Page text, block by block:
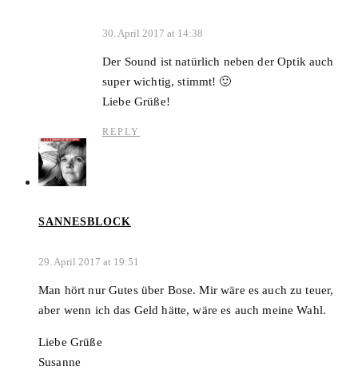
30. April 2017 at 14:38
Der Sound ist natürlich neben der Optik auch
super wichtig, stimmt! 🙂
Liebe Grüße!
REPLY
SANNESBLOCK
29. April 2017 at 19:51
Man hört nur Gutes über Bose. Mir wäre es auch zu teuer,
aber wenn ich das Geld hätte, wäre es auch meine Wahl.
Liebe Grüße
Susanne